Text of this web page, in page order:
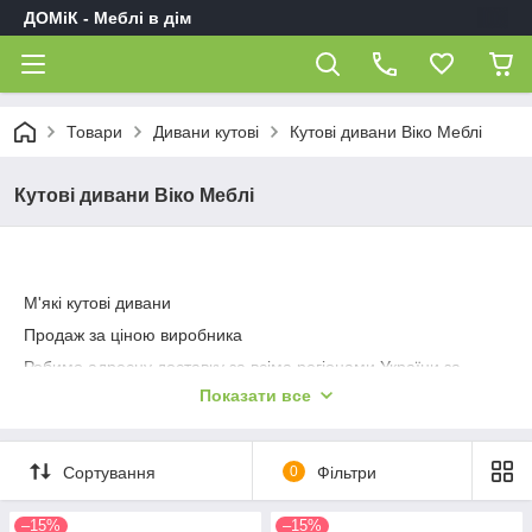
ДОМіК - Меблі в дім
Товари Дивани кутові Кутові дивани Віко Меблі
Кутові дивани Віко Меблі
М'які кутові дивани
Продаж за ціною виробника
Робимо адресну доставку за всіма регіонами України за
мінімальною ціною. Беремо повну оплату тільки після
Побачити каталог
Улюблені моделі наших покупців
Показати все
Сортування 0 Фільтри
–15% –15%